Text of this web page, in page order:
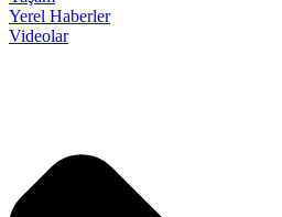
Yerel Haberler
Videolar